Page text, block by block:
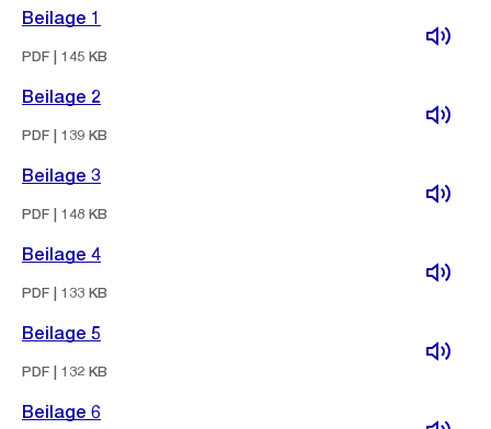
Beilage 1
PDF | 145 KB
Beilage 2
PDF | 139 KB
Beilage 3
PDF | 148 KB
Beilage 4
PDF | 133 KB
Beilage 5
PDF | 132 KB
Beilage 6